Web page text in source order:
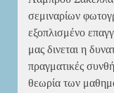
σεμιναρίων
εξοπλισμένο
μας δινεται η
πραγματικές
θεωρία των